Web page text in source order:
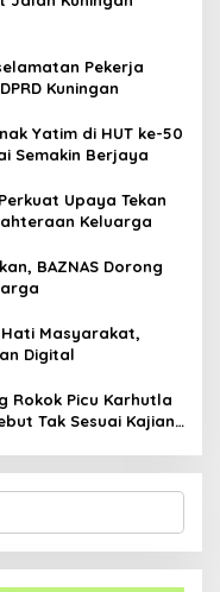
Pekerja
Kuningan
Yatim di HUT ke-50
Semakin Berjaya
Upaya Tekan
Keluarga
BAZNAS Dorong
Hati Masyarakat,
Digital
Rokok Picu Karhutla
Tak Sesuai Kajian